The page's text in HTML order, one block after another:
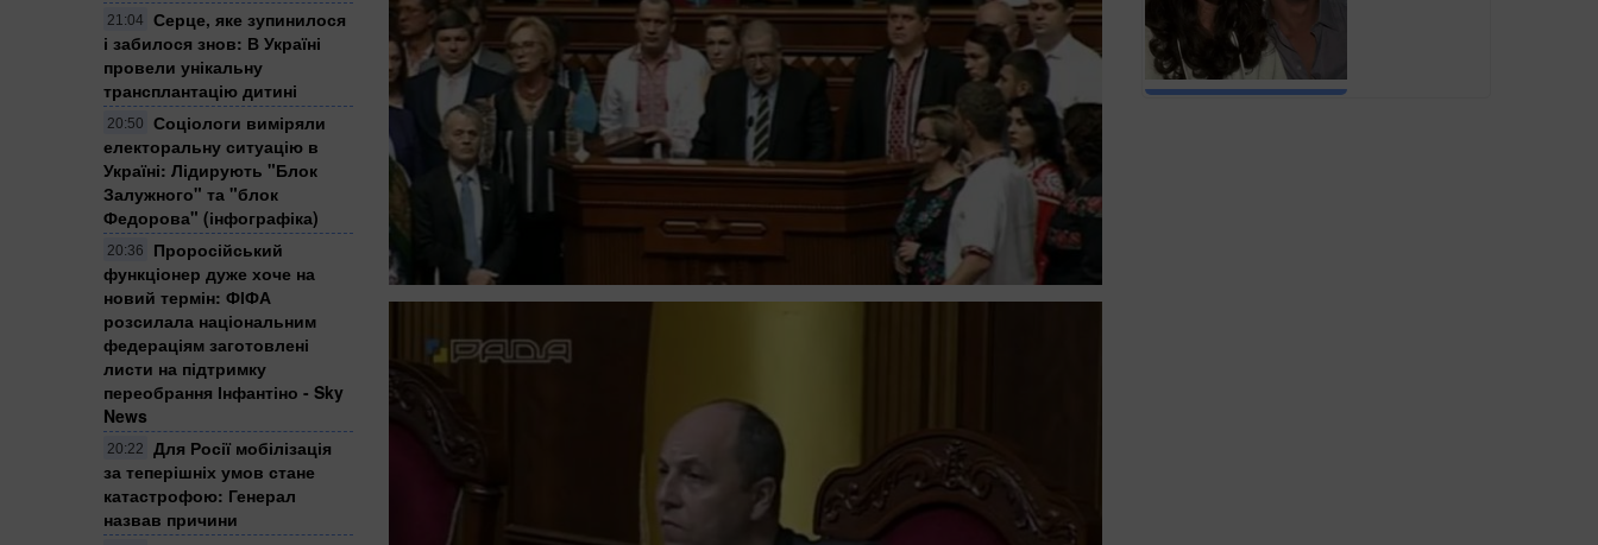
21:04
Серце, яке зупинилося
і забилося знов: В Україні
провели унікальну
трансплантацію дитині
20:50
Соціологи виміряли
електоральну ситуацію в
Україні: ​Лідирують "Блок
Залужного" та "блок
Федорова" (інфографіка)
20:36
Проросійський
функціонер дуже хоче на
новий термін: ФІФА
розсилала національним
федераціям заготовлені
листи на підтримку
переобрання Інфантіно - Sky
News
20:22
Для Росії мобілізація
за теперішніх умов стане
катастрофою: Генерал
назвав причини